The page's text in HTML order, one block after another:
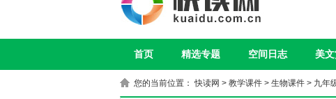
首页 精选专题 空间日志 美
您的当前位置：快读网 > 教学课件 > 生物课件 > 九年